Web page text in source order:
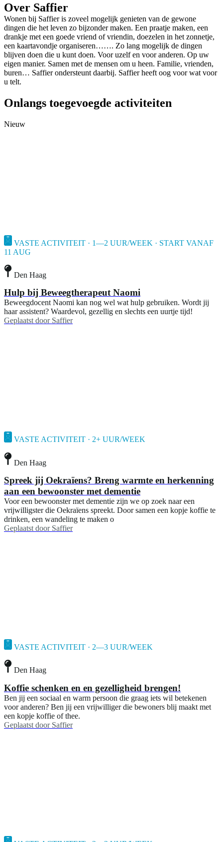
Over Saffier
Wonen bij Saffier is zoveel mogelijk genieten van de gewone
dingen die het leven zo bijzonder maken. Een praatje maken, een
drankje met een goede vriend of vriendin, doezelen in het zonnetje,
een kaartavondje organiseren……. Zo lang mogelijk de dingen
blijven doen die u kunt doen. Voor uzelf en voor anderen. Op uw
eigen manier. Samen met de mensen om u heen. Familie, vrienden,
buren… Saffier ondersteunt daarbij. Saffier heeft oog voor wat voor
u telt.
Onlangs toegevoegde activiteiten
Nieuw
VASTE ACTIVITEIT · 1—2 UUR/WEEK · START VANAF
11 AUG
Den Haag
Hulp bij Beweegtherapeut Naomi
Beweegdocent Naomi kan nog wel wat hulp gebruiken. Wordt jij
haar assistent? Waardevol, gezellig en slechts een uurtje tijd!
Geplaatst door Saffier
VASTE ACTIVITEIT · 2+ UUR/WEEK
Den Haag
Spreek jij Oekraïens? Breng warmte en herkenning
aan een bewoonster met dementie
Voor een bewoonster met dementie zijn we op zoek naar een
vrijwilligster die Oekraïens spreekt. Door samen een kopje koffie te
drinken, een wandeling te maken o
Geplaatst door Saffier
VASTE ACTIVITEIT · 2—3 UUR/WEEK
Den Haag
Koffie schenken en en gezelligheid brengen!
Ben jij een sociaal en warm persoon die graag iets wil betekenen
voor anderen? Ben jij een vrijwilliger die bewoners blij maakt met
een kopje koffie of thee.
Geplaatst door Saffier